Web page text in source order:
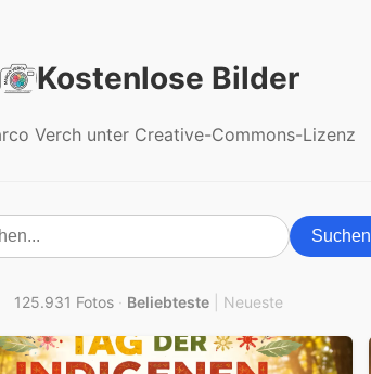
Kostenlose Bilder
Verch unter Creative-Commons-Lizenz
Suchen
125.931 Fotos · Beliebteste Neueste